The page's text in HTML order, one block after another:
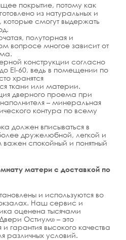
покрытие, потому как
из натуральных и
смогут выдержать
полуторная и
вопросе многое зависит от
конструкции согласно
EI-60, ведь в помещении по
хранятся
ткани или материи.
дверного проема при
– минеральная
контура по всему
должен вписываться в
дружелюбной, легкой и
важен спокойный и понятный
матери с доставкой по
и используются во
Наш сервис и
оценена тысячами
Остиум» – это
гарантия высокого качества
различных условий.